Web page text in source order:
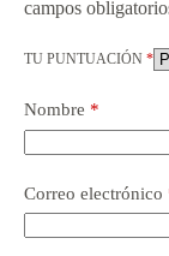
campos
TU PUNTUACIÓN *
Nombre *
Correo electrónico